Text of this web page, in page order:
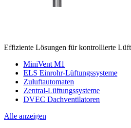
Effiziente Lösungen für kontrollierte
MiniVent M1
ELS Einrohr-Lüftungssysteme
Zuluftautomaten
Zentral-Lüftungssysteme
DVEC Dachventilatoren
Alle anzeigen